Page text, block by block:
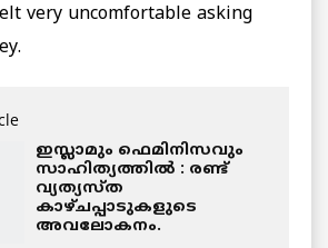
very uncomfortable asking
ഇസ്ലാമും ഫെമിനിസവും
സാഹിത്യത്തില്‍ : രണ്ട്
വ്യത്യസ്ത
കാഴ്ചപ്പാടുകളുടെ
അവലോകനം.